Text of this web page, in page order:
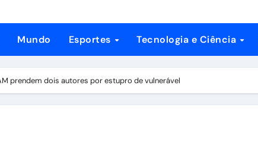
feridos na Avenida do Turismo, em Manaus
sobre propostas para fortalecer segurança,
Mundo Esportes Tecnologia e Ciência
prendem dois autores por estupro de vulnerável